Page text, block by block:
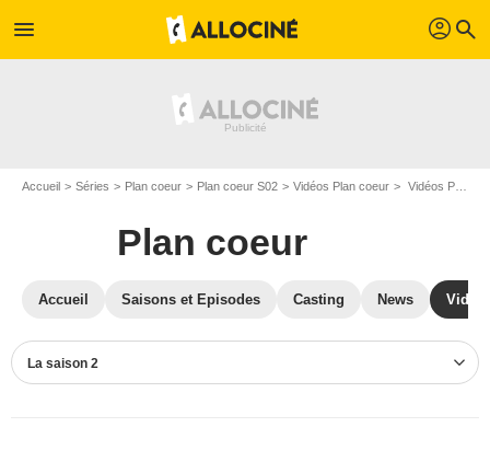
menu profil search
Accueil Séries Plan coeur Plan coeur S02 Vidéos Plan coeur Vidéos Plan coeur S02
Plan coeur
Accueil Saisons et Episodes Casting News
La saison 2